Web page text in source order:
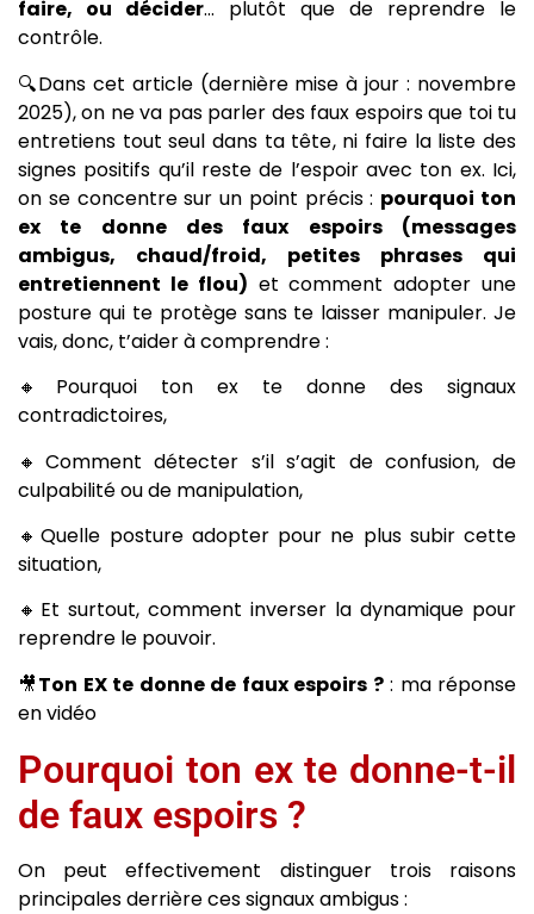
faire, ou décider… plutôt que de reprendre le
contrôle.
🔍Dans cet article (dernière mise à jour : novembre
2025), on ne va pas parler des faux espoirs que toi tu
entretiens tout seul dans ta tête, ni faire la liste des
signes positifs qu’il reste de l’espoir avec ton ex. Ici,
on se concentre sur un point précis : pourquoi ton
ex te donne des faux espoirs (messages
ambigus, chaud/froid, petites phrases qui
entretiennent le flou) et comment adopter une
posture qui te protège sans te laisser manipuler. Je
vais, donc, t’aider à comprendre :
🔸Pourquoi ton ex te donne des signaux
contradictoires,
🔸Comment détecter s’il s’agit de confusion, de
culpabilité ou de manipulation,
🔸Quelle posture adopter pour ne plus subir cette
situation,
🔸Et surtout, comment inverser la dynamique pour
reprendre le pouvoir.
🎥Ton EX te donne de faux espoirs ?: ma réponse
en vidéo
Pourquoi ton ex te donne-t-il
de faux espoirs ?
On peut effectivement distinguer trois raisons
principales derrière ces signaux ambigus :